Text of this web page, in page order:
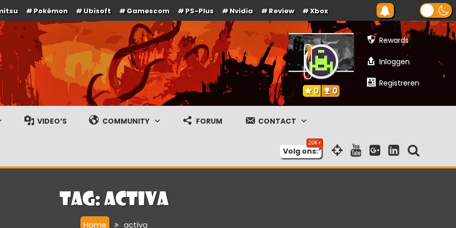
Pokémon Ubisoft Gamescom PS-Plus Nvidia Review Xbox
gameplay streams
Rewards
Inloggen
Registreren
0 0
VIDEO’S COMMUNITY FORUM CONTACT
Volg ons:
Tag: activa
Home activa